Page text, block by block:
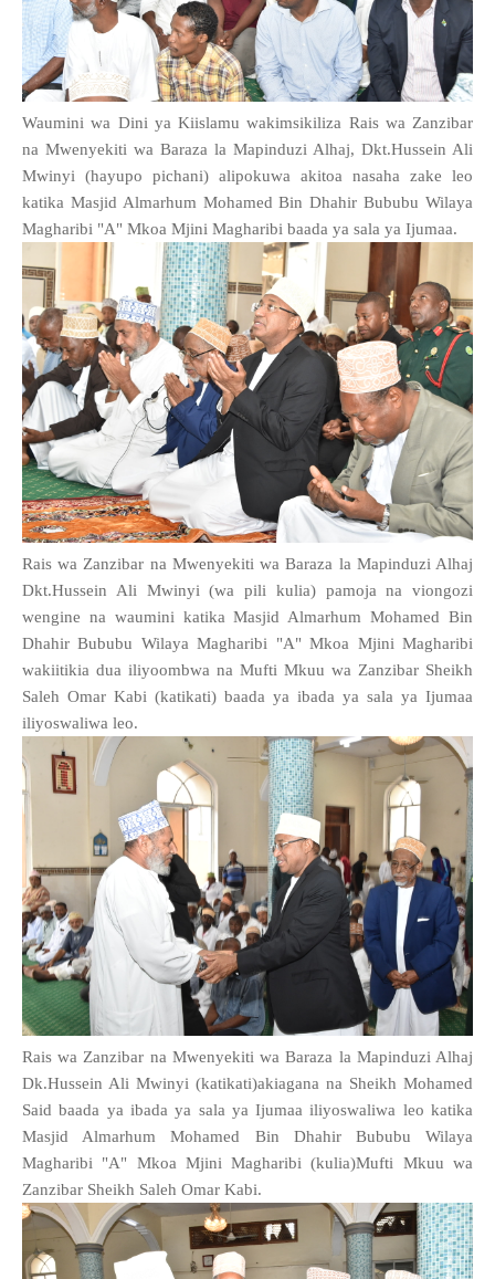
Waumini wa Dini ya Kiislamu wakimsikiliza Rais wa Zanzibar
na Mwenyekiti wa Baraza la Mapinduzi Alhaj, Dkt.Hussein Ali
Mwinyi (hayupo pichani) alipokuwa akitoa nasaha zake leo
katika Masjid Almarhum Mohamed Bin Dhahir Bububu Wilaya
Magharibi "A" Mkoa Mjini Magharibi baada ya sala ya Ijumaa.
Rais wa Zanzibar na Mwenyekiti wa Baraza la Mapinduzi Alhaj
Dkt.Hussein Ali Mwinyi (wa pili kulia) pamoja na viongozi
wengine na waumini katika Masjid Almarhum Mohamed Bin
Dhahir Bububu Wilaya Magharibi "A" Mkoa Mjini Magharibi
wakiitikia dua iliyoombwa na Mufti Mkuu wa Zanzibar Sheikh
Saleh Omar Kabi (katikati) baada ya ibada ya sala ya Ijumaa
iliyoswaliwa leo.
Rais wa Zanzibar na Mwenyekiti wa Baraza la Mapinduzi Alhaj
Dk.Hussein Ali Mwinyi (katikati)akiagana na Sheikh Mohamed
Said baada ya ibada ya sala ya Ijumaa iliyoswaliwa leo katika
Masjid Almarhum Mohamed Bin Dhahir Bububu Wilaya
Magharibi "A" Mkoa Mjini Magharibi (kulia)Mufti Mkuu wa
Zanzibar Sheikh Saleh Omar Kabi.